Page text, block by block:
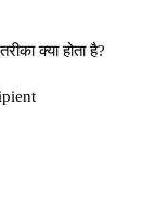
क्या होता है?